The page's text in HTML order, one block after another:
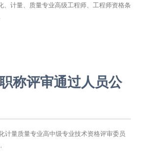
、计量、质量专业高级工程师、工程师资格条
称评审通过人员公
计量质量专业高中级专业技术资格评审委员